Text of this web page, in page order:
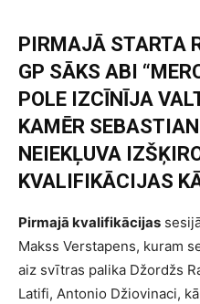
PIRMAJĀ STARTA
GP SĀKS ABI
POLE IZCĪNĪJA
KAMĒR
NEIEKĻUVA
KVALIFIKĀCIJAS
Pirmajā kvalifikācijas
Makss Verstapens, kuram
aiz svītras palika Džordžs
Latifi, Antonio Džiovinaci,